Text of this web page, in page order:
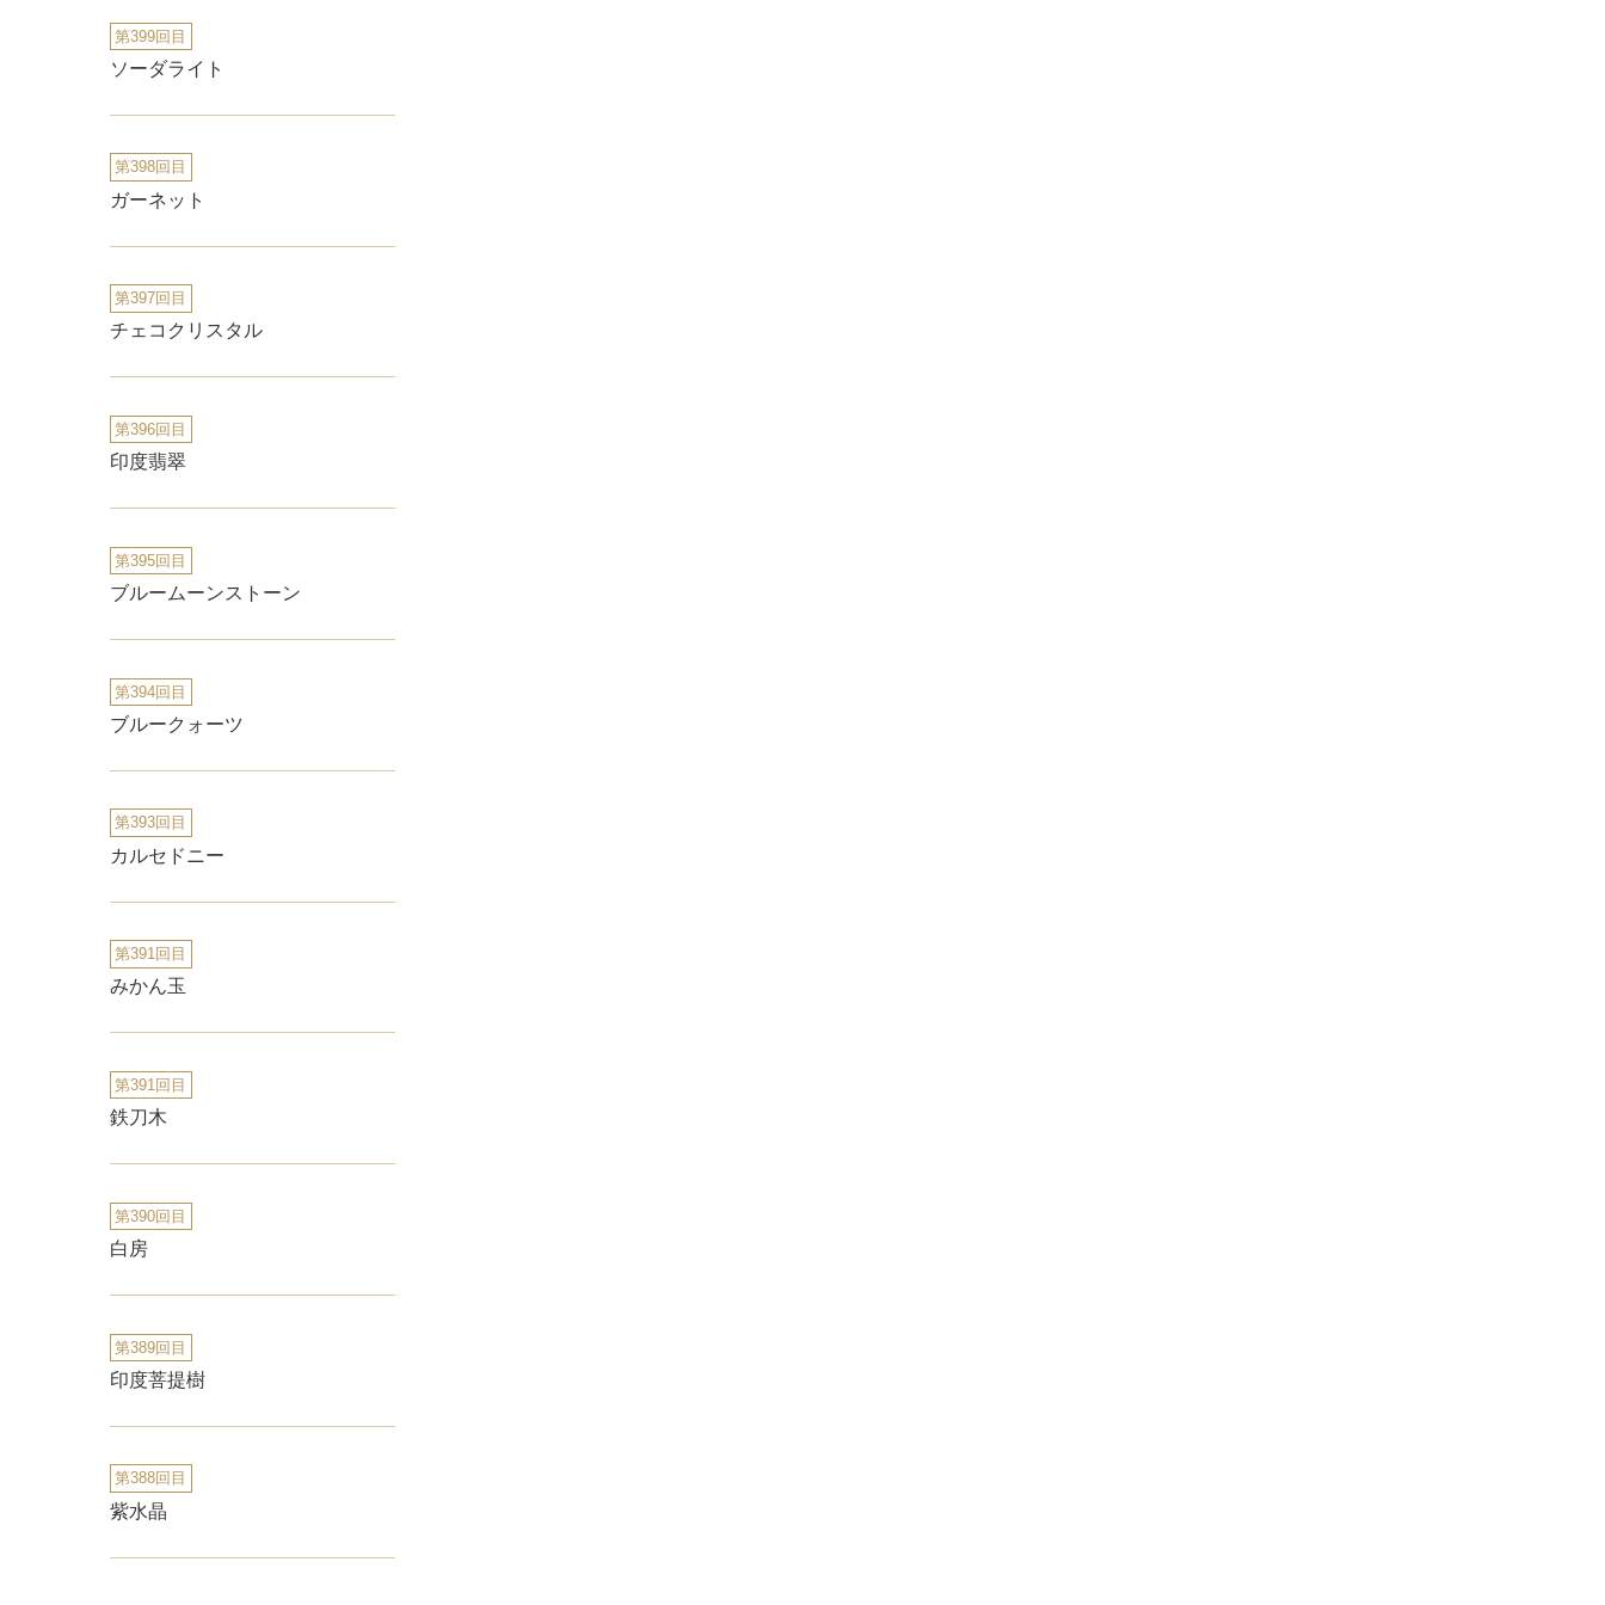
第399回目
ソーダライト
第398回目
ガーネット
第397回目
チェコクリスタル
第396回目
印度翡翠
第395回目
ブルームーンストーン
第394回目
ブルークォーツ
第393回目
カルセドニー
第391回目
みかん玉
第391回目
鉄刀木
第390回目
白房
第389回目
印度菩提樹
第388回目
紫水晶